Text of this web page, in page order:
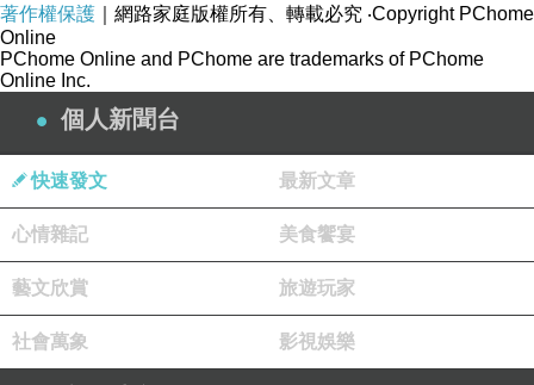
求，搭配符合人體工學的設計和精密量測的工
藝，大幅提升鞋履的舒適感，即使是穿上美美的
跟高鞋出席一場盛宴，也能保有優雅姿態一整天
對應腳底解剖結構的支撐性鞋墊
HASSIA 是結合優雅外型、專業舒適與永續理念
空間與足部力學的極致鑽研 。每一雙 HASSIA
鞋款均配備獨家的「 Vario Footbed 可抽換式人
著作權保護 ｜網路家庭版權所有、轉載必究 ‧Copyright PChome
Online
PChome Online and PChome are trademarks of PChome
Online Inc.
個人新聞台
快速發文 最新文章
心情雜記 美食饗宴
藝文欣賞 旅遊玩家
社會萬象 影視娛樂